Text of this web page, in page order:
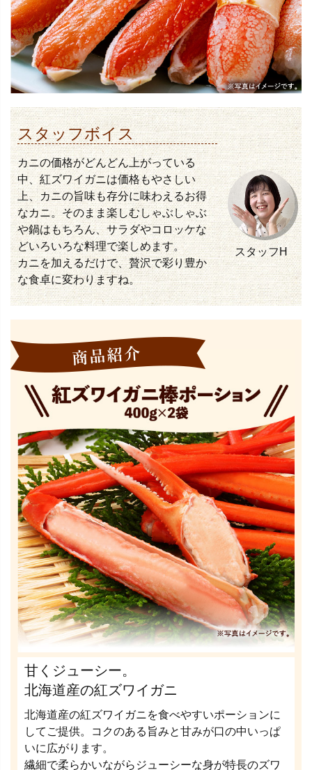
スタッフボイス
カニの価格がどんどん上がっている
中、紅ズワイガニは価格もやさしい
上、カニの旨味も存分に味わえるお得
なカニ。そのまま楽しむしゃぶしゃぶ
や鍋はもちろん、サラダやコロッケな
どいろいろな料理で楽しめます。
カニを加えるだけで、贅沢で彩り豊か
な食卓に変わりますね。
スタッフH
甘くジューシー。
北海道産の紅ズワイガニ
北海道産の紅ズワイガニを食べやすいポーションに
してご提供。コクのある旨みと甘みが口の中いっぱ
いに広がります。
繊細で柔らかいながらジューシーな身が特長のズワ